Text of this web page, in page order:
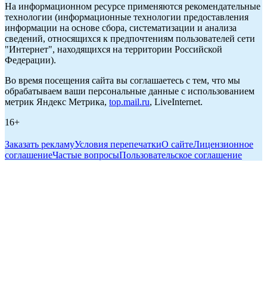
На информационном ресурсе применяются рекомендательные
технологии (информационные технологии предоставления
информации на основе сбора, систематизации и анализа
сведений, относящихся к предпочтениям пользователей сети
"Интернет", находящихся на территории Российской
Федерации).
Во время посещения сайта вы соглашаетесь с тем, что мы
обрабатываем ваши персональные данные с использованием
метрик Яндекс Метрика, top.mail.ru, LiveInternet.
16+
Заказать рекламуУсловия перепечаткиО сайтеЛицензионное
соглашениеЧастые вопросыПользовательское соглашение